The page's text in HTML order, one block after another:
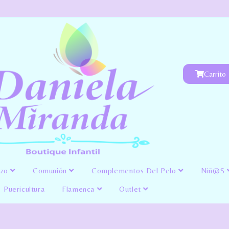
Carrito
Comunión Complementos Del Pelo Niñ@s
Puericultura Flamenca Outlet